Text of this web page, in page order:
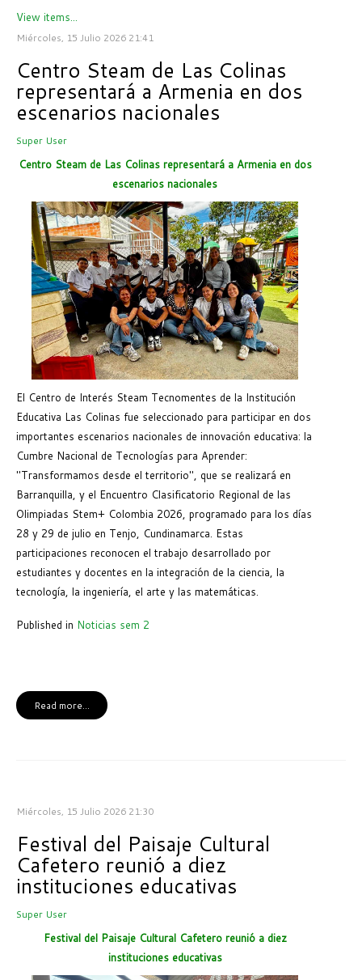
View items...
Miércoles, 15 Julio 2026 21:41
Centro Steam de Las Colinas
representará a Armenia en dos
escenarios nacionales
Super User
Centro Steam de Las Colinas representará a Armenia en dos
escenarios nacionales
El Centro de Interés Steam Tecnomentes de la Institución
Educativa Las Colinas fue seleccionado para participar en dos
importantes escenarios nacionales de innovación educativa: la
Cumbre Nacional de Tecnologías para Aprender:
"Transformamos desde el territorio", que se realizará en
Barranquilla, y el Encuentro Clasificatorio Regional de las
Olimpiadas Stem+ Colombia 2026, programado para los días
28 y 29 de julio en Tenjo, Cundinamarca. Estas
participaciones reconocen el trabajo desarrollado por
estudiantes y docentes en la integración de la ciencia, la
tecnología, la ingeniería, el arte y las matemáticas.
Published in Noticias sem 2
Read more...
Miércoles, 15 Julio 2026 21:30
Festival del Paisaje Cultural
Cafetero reunió a diez
instituciones educativas
Super User
Festival del Paisaje Cultural Cafetero reunió a diez
instituciones educativas